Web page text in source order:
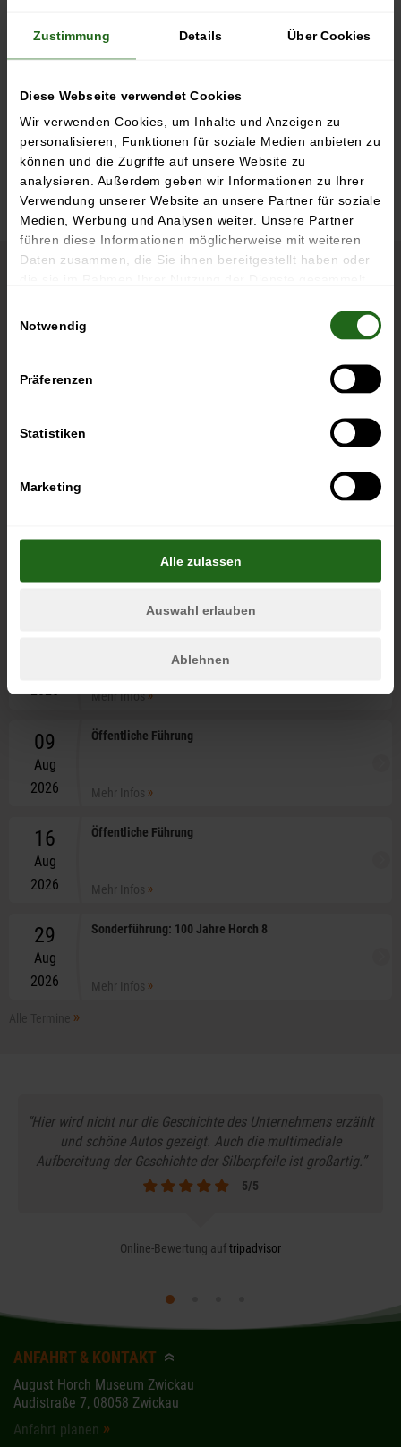
Zustimmung Details Über Cookies
Diese Webseite verwendet Cookies
Wir verwenden Cookies, um Inhalte und Anzeigen zu
personalisieren, Funktionen für soziale Medien anbieten zu
können und die Zugriffe auf unsere Website zu
analysieren. Außerdem geben wir Informationen zu Ihrer
Verwendung unserer Website an unsere Partner für soziale
Medien, Werbung und Analysen weiter. Unsere Partner
führen diese Informationen möglicherweise mit weiteren
Daten zusammen, die Sie ihnen bereitgestellt haben oder
Notwendig
Präferenzen
Statistiken
Marketing
Alle zulassen
Auswahl erlauben
Ablehnen
ERLEBEN SIE GESCHICHTE AM ENTSTEHUNGSORT!
Geburtsstätte von Audi. In diesen ehemaligen Produktionshallen
der Volkswagen in Zwickau vom Band. Entdecken Sie die
Geschichte von über 120 Jahren Zwickauer Automobilbau auf
6.500 m² Ausstellungsfläche und lassen Sie sich von den
brillanten Kulissen begeistern!
Mehr zum Museum
06.02.
–
SONDERAUSSTELLUNG: „100 JAHRE HORCH 8. AUF
DEN SPUREN EINES MYTHOS“
2026
Mehr Infos
09
Aug
2026
Öffentliche Führung
Mehr Infos
16
Aug
2026
Öffentliche Führung
Mehr Infos
29
Aug
2026
Sonderführung: 100 Jahre Horch 8
Mehr Infos
“Hier wird nicht nur die Geschichte des Unternehmens erzählt
und schöne Autos gezeigt. Auch die multimediale
Aufbereitung der Geschichte der Silberpfeile ist großartig.”
5/5
Online-Bewertung auftripadvisor
ANFAHRT & KONTAKT
August Horch Museum Zwickau
Audistraße 7, 08058 Zwickau
Anfahrt planen